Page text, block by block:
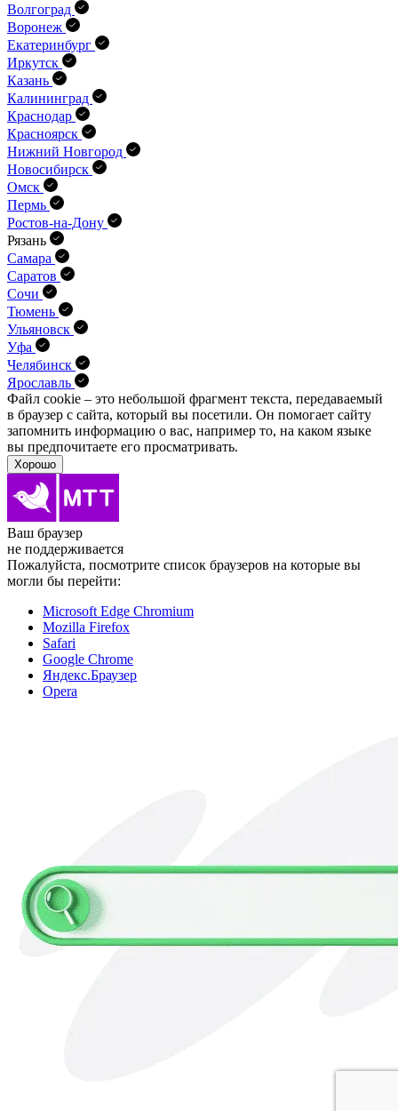
Волгоград
Воронеж
Екатеринбург
Иркутск
Казань
Калининград
Краснодар
Красноярск
Нижний Новгород
Новосибирск
Омск
Пермь
Ростов-на-Дону
Рязань
Самара
Саратов
Сочи
Тюмень
Ульяновск
Уфа
Челябинск
Ярославль
Файл cookie – это небольшой фрагмент текста, передава­емый
в браузер с сайта, который вы посетили. Он помо­гает сайту
запомнить информацию о вас, например то, на каком языке
вы предпочитаете его просматривать.
Хорошо
Ваш браузер
не поддерживается
Пожалуйста, посмотрите список браузеров на которые вы
могли бы перейти:
Microsoft Edge Chromium
Mozilla Firefox
Safari
Google Chrome
Яндекс.Браузер
Opera